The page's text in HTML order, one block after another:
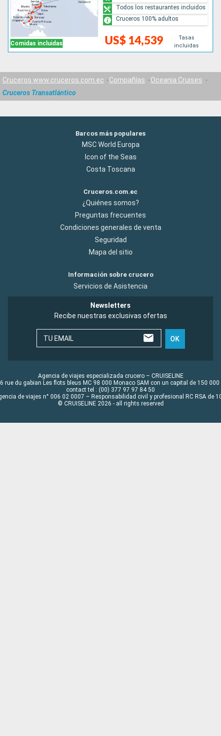
Comidas incluidas US$ 14,539
Tasas
incluidas
Todos los restaurantes incluidos
Cruceros 100% adultos
Cruceros www.cruceros.com.ec Compañías
Oceania Cruises
Cruceros Transatlántico
Barcos más populares
MSC World Europa
Icon of the Seas
Costa Toscana
Cruceros.com.ec
¿Quiénes somos?
Preguntas frecuentes
Condiciones generales de venta
Seguridad
Mapa del sitio
Información sobre crucero
Servicios de Asistencia
Newsletters
Recibe nuestras exclusivas ofertas
TU EMAIL OK
Agencia de viajes especializada crucero – CRUISELINE
rue du gabian Les flots bleus MC 98 000 Monaco SAM con un capital de 150 000
contact tel : (00) 377 97 97 84 50
de viajes n° 006 02 0007 – Responsabilidad civil y profesional RC RSA de
© CRUISELINE 2026 - all rights reserved